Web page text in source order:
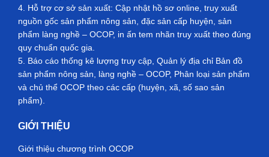
4. Hỗ trợ cơ sở sản xuất: Cập nhật hồ sơ online, truy xuất
nguồn gốc sản phẩm nông sản, đặc sản cấp huyện, sản
phẩm làng nghề – OCOP, in ấn tem nhãn truy xuất theo đúng
quy chuẩn quốc gia.
5. Báo cáo thống kê lượng truy cập, Quản lý địa chỉ Bản đồ
sản phẩm nông sản, làng nghề – OCOP, Phân loại sản phẩm
và chủ thể OCOP theo các cấp (huyện, xã, số sao sản
phẩm).
GIỚI THIỆU
Giới thiệu chương trình OCOP